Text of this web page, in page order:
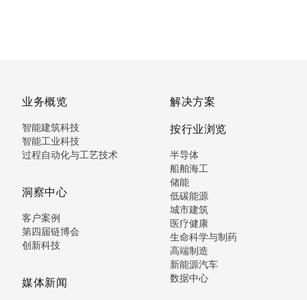
业务概览
智能建筑科技
智能工业科技
过程自动化与工艺技术
洞察中心
客户案例
第四届链博会
创新科技
媒体新闻
解决方案
按行业浏览
半导体
船舶海工
储能
低碳能源
城市建筑
医疗健康
生命科学与制药
高端制造
新能源汽车
数据中心